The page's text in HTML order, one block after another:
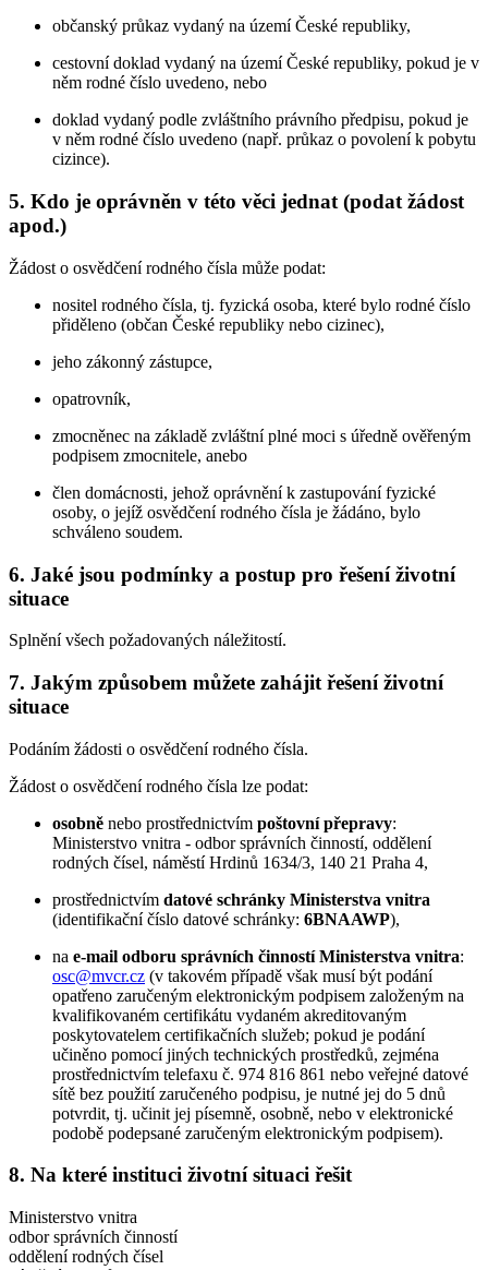
občanský průkaz vydaný na území České republiky,
cestovní doklad vydaný na území České republiky, pokud je v
něm rodné číslo uvedeno, nebo
doklad vydaný podle zvláštního právního předpisu, pokud je
v něm rodné číslo uvedeno (např. průkaz o povolení k pobytu
cizince).
5. Kdo je oprávněn v této věci jednat (podat žádost
apod.)
Žádost o osvědčení rodného čísla může podat:
nositel rodného čísla, tj. fyzická osoba, které bylo rodné číslo
přiděleno (občan České republiky nebo cizinec),
jeho zákonný zástupce,
opatrovník,
zmocněnec na základě zvláštní plné moci s úředně ověřeným
podpisem zmocnitele, anebo
člen domácnosti, jehož oprávnění k zastupování fyzické
osoby, o jejíž osvědčení rodného čísla je žádáno, bylo
schváleno soudem.
6. Jaké jsou podmínky a postup pro řešení životní
situace
Splnění všech požadovaných náležitostí.
7. Jakým způsobem můžete zahájit řešení životní
situace
Podáním žádosti o osvědčení rodného čísla.
Žádost o osvědčení rodného čísla lze podat:
osobně nebo prostřednictvím poštovní přepravy:
Ministerstvo vnitra - odbor správních činností, oddělení
rodných čísel, náměstí Hrdinů 1634/3, 140 21 Praha 4,
prostřednictvím datové schránky Ministerstva vnitra
(identifikační číslo datové schránky: 6BNAAWP),
na e-mail odboru správních činností Ministerstva vnitra:
osc@mvcr.cz (v takovém případě však musí být podání
opatřeno zaručeným elektronickým podpisem založeným na
kvalifikovaném certifikátu vydaném akreditovaným
poskytovatelem certifikačních služeb; pokud je podání
učiněno pomocí jiných technických prostředků, zejména
prostřednictvím telefaxu č. 974 816 861 nebo veřejné datové
sítě bez použití zaručeného podpisu, je nutné jej do 5 dnů
potvrdit, tj. učinit jej písemně, osobně, nebo v elektronické
podobě podepsané zaručeným elektronickým podpisem).
8. Na které instituci životní situaci řešit
Ministerstvo vnitra
odbor správních činností
oddělení rodných čísel